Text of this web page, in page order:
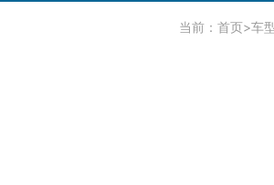
当前： 首页>车